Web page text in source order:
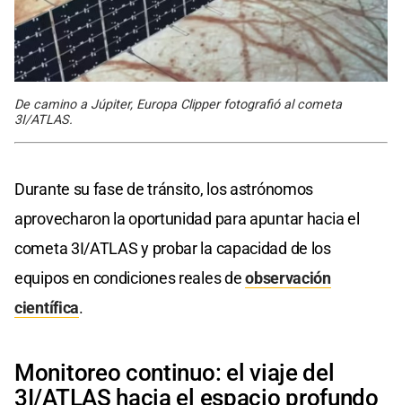
De camino a Júpiter, Europa Clipper fotografió al cometa
3I/ATLAS.
Durante su fase de tránsito, los astrónomos
aprovecharon la oportunidad para apuntar hacia el
cometa 3I/ATLAS y probar la capacidad de los
equipos en condiciones reales deobservación
científica.
Monitoreo continuo: el viaje del
3I/ATLAS hacia el espacio profundo